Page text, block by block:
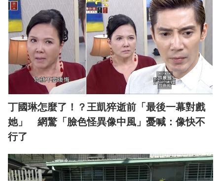
丁國琳怎麼了！？王凱猝逝前「最後一幕對戲
她」 網驚「臉色怪異像中風」憂喊：像快不
行了